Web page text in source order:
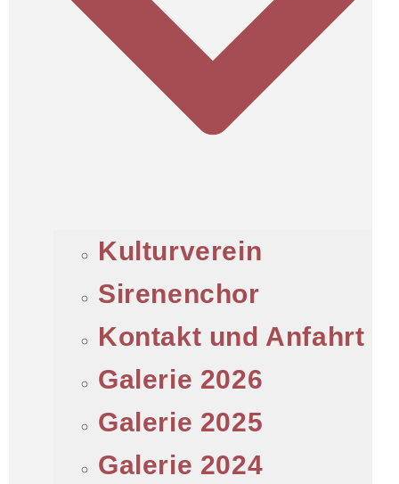
Kulturverein
Sirenenchor
Kontakt und Anfahrt
Galerie 2026
Galerie 2025
Galerie 2024